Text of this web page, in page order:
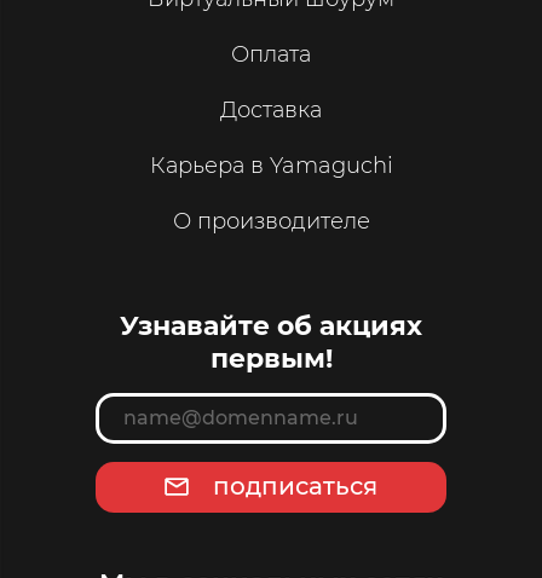
Оплата
Доставка
Карьера в Yamaguchi
О производителе
Узнавайте об акциях
первым!
подписаться